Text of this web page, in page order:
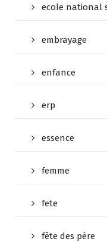
ecole national
embrayage
enfance
erp
essence
femme
fete
fête des père